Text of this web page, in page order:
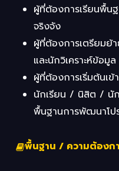
ผู้ที่ต้องการเรียนพื้น
จริงจัง
ผู้ที่ต้องการเตรียมย้
และนักวิเคราะห์ข้อมูล
ผู้ที่ต้องการเริ่มต้นเ
นักเรียน / นิสิต / นัก
พื้นฐานการพัฒนาโป
พื้นฐาน / ความต้องก